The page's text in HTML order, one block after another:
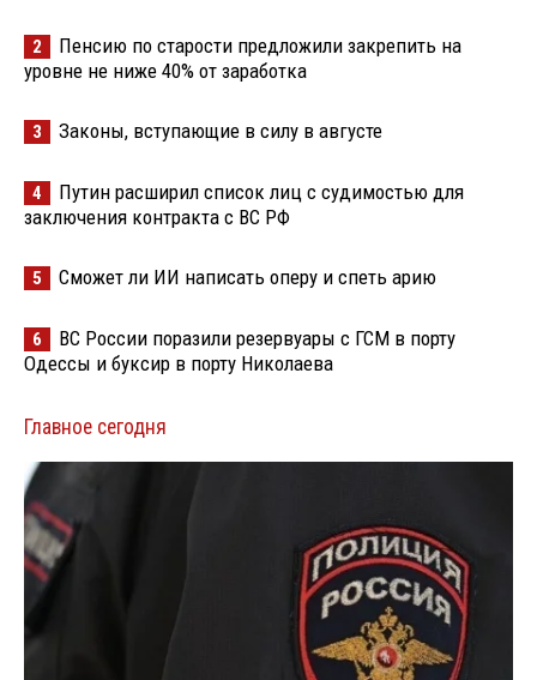
2
Пенсию по старости предложили закрепить на
уровне не ниже 40% от заработка
3 Законы, вступающие в силу в августе
4
Путин расширил список лиц с судимостью для
заключения контракта с ВС РФ
5 Сможет ли ИИ написать оперу и спеть арию
6
ВС России поразили резервуары с ГСМ в порту
Одессы и буксир в порту Николаева
Главное сегодня